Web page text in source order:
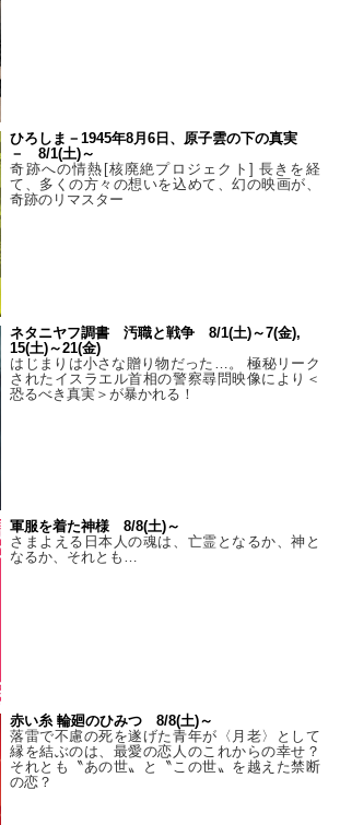
ひろしま－1945年8月6日、原子雲の下の真実
－ 8/1(土)～
奇跡への情熱[核廃絶プロジェクト] 長きを経
て、多くの方々の想いを込めて、幻の映画が、
奇跡のリマスター
ネタニヤフ調書 汚職と戦争 8/1(土)～7(金),
15(土)～21(金)
はじまりは小さな贈り物だった…。 極秘リーク
されたイスラエル首相の警察尋問映像により＜
恐るべき真実＞が暴かれる！
軍服を着た神様 8/8(土)～
さまよえる日本人の魂は、亡霊となるか、神と
なるか、それとも…
赤い糸 輪廻のひみつ 8/8(土)～
落雷で不慮の死を遂げた青年が〈月老〉として
縁を結ぶのは、最愛の恋人のこれからの幸せ？
それとも〝あの世〟と〝この世〟を越えた禁断
の恋？